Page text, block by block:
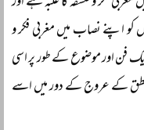
اپنے نصاب میں مغربی فکر و
فن اور موضوع کے طور پر اسی
کے عروج کے دور میں اسے